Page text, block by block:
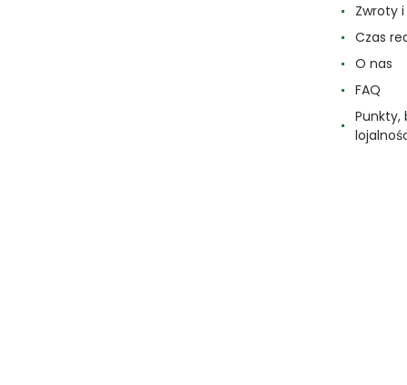
Zwroty
Czas
O nas
FAQ
Punkty,